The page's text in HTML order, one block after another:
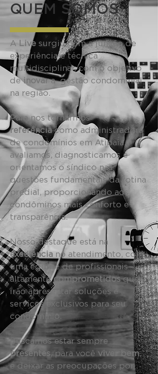
QUEM SOMOS
A Live surgiu com a junção de
experiência e técnica
multidisciplinar, com o objetivo
deinovara gestão condominial
na região.
Para nos tornarmos
referênciacomo administradora
de condomínios em Atibaia,
avaliamos, diagnosticamos e
orientamos o síndico nas
questões fundamentais da rotina
predial, proporcionando aos
condôminos mais conforto e
transparência.
Nosso destaque está na
excelência no atendimento, com
uma equipe de profissionais
altamentecomprometidosque
irão apresentar soluções e
serviços exclusivos para seu
condomínio.
Buscamos estar sempre
presentes, para você viver bem,
e deixar as preocupações por